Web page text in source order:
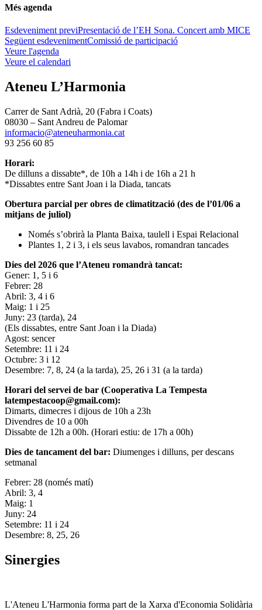
Més agenda
Esdeveniment previPresentació de l’EH Sona. Concert amb MICE
Següent esdevenimentComissió de participació
Veure l'agenda
Veure el calendari
Ateneu L’Harmonia
Carrer de Sant Adrià, 20 (Fabra i Coats)
08030 – Sant Andreu de Palomar
informacio@ateneuharmonia.cat
93 256 60 85
Horari:
De dilluns a dissabte*, de 10h a 14h i de 16h a 21 h
*Dissabtes entre Sant Joan i la Diada, tancats
Obertura parcial per obres de climatització (des de l’01/06 a
mitjans de juliol)
Només s’obrirà la Planta Baixa, taulell i Espai Relacional
Plantes 1, 2 i 3, i els seus lavabos, romandran tancades
Dies del 2026 que l’Ateneu romandrà tancat:
Gener: 1, 5 i 6
Febrer: 28
Abril: 3, 4 i 6
Maig: 1 i 25
Juny: 23 (tarda), 24
(Els dissabtes, entre Sant Joan i la Diada)
Agost: sencer
Setembre: 11 i 24
Octubre: 3 i 12
Desembre: 7, 8, 24 (a la tarda), 25, 26 i 31 (a la tarda)
Horari del servei de bar (Cooperativa La Tempesta
latempestacoop@gmail.com):
Dimarts, dimecres i dijous de 10h a 23h
Divendres de 10 a 00h
Dissabte de 12h a 00h. (Horari estiu: de 17h a 00h)
Dies de tancament del bar: Diumenges i dilluns, per descans
setmanal
Febrer: 28 (només matí)
Abril: 3, 4
Maig: 1
Juny: 24
Setembre: 11 i 24
Desembre: 8, 25, 26
Sinergies
L'Ateneu L'Harmonia forma part de la Xarxa d'Economia Solidària